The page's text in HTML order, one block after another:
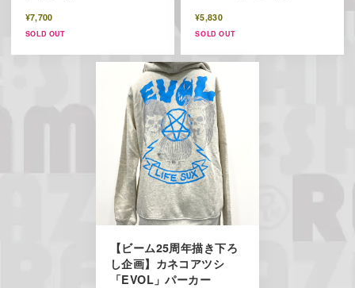
¥7,700
SOLD OUT
¥5,830
SOLD OUT
【ビーム25周年描き下ろ
し企画】カネコアツシ
「EVOL」パーカー